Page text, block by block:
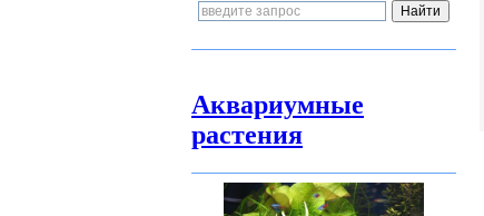
Аквариумные
растения